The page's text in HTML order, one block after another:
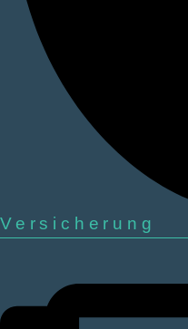
Versicherung